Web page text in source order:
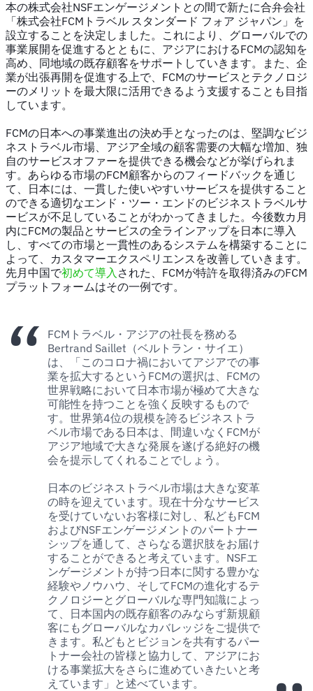
本の株式会社NSFエンゲージメントとの間で新たに合弁会社
「株式会社FCMトラベル スタンダード フォア ジャパン」を
設立することを決定しました。これにより、グローバルでの
事業展開を促進するとともに、アジアにおけるFCMの認知を
高め、同地域の既存顧客をサポートしていきます。また、企
業が出張再開を促進する上で、FCMのサービスとテクノロジ
ーのメリットを最大限に活用できるよう支援することも目指
しています。
FCMの日本への事業進出の決め手となったのは、堅調なビジ
ネストラベル市場、アジア全域の顧客需要の大幅な増加、独
自のサービスオファーを提供できる機会などが挙げられま
す。あらゆる市場のFCM顧客からのフィードバックを通じ
て、日本には、一貫した使いやすいサービスを提供すること
のできる適切なエンド・ツー・エンドのビジネストラベルサ
ービスが不足していることがわかってきました。今後数カ月
内にFCMの製品とサービスの全ラインアップを日本に導入
し、すべての市場と一貫性のあるシステムを構築することに
よって、カスタマーエクスペリエンスを改善していきます。
先月中国で初めて導入 された、FCMが特許を取得済みのFCM
プラットフォームはその一例です。
FCMトラベル・アジアの社長を務める
Bertrand Saillet（ベルトラン・サイエ）
は、「このコロナ禍においてアジアでの事
業を拡大するというFCMの選択は、FCMの
世界戦略において日本市場が極めて大きな
可能性を持つことを強く反映するもので
す。世界第4位の規模を誇るビジネストラ
ベル市場である日本は、間違いなくFCMが
アジア地域で大きな発展を遂げる絶好の機
会を提示してくれることでしょう。
日本のビジネストラベル市場は大きな変革
の時を迎えています。現在十分なサービス
を受けていないお客様に対し、私どもFCM
およびNSFエンゲージメントのパートナー
シップを通して、さらなる選択肢をお届け
することができると考えています。NSFエ
ンゲージメントが持つ日本に関する豊かな
経験やノウハウ、そしてFCMの進化するテ
クノロジーとグローバルな専門知識によっ
て、日本国内の既存顧客のみならず新規顧
客にもグローバルなカバレッジをご提供で
きます。私どもとビジョンを共有するパー
トナー会社の皆様と協力して、アジアにお
ける事業拡大をさらに進めていきたいと考
えています」と述べています。